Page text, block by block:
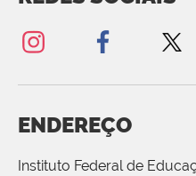
ENDEREÇO
Instituto Federal de